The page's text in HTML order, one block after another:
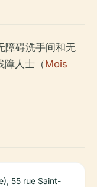
障碍洗手间和无
障人士（Mois
55 rue Saint-